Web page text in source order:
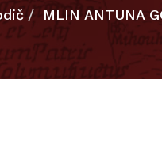
MLIN ANTUNA